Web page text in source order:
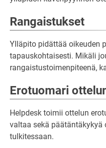
Rangaistukset
Ylläpito pidättää oikeuden
tapauskohtaisesti. Mikäli
rangaistustoimenpiteenä,
Erotuomari
Helpdesk toimii ottelun
valtaa sekä päätäntäkykyä
tulkitessaan.